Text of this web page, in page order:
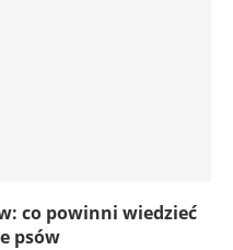
co powinni wiedzieć
psów